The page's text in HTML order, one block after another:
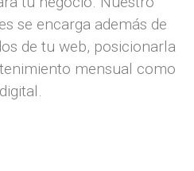
se encarga además de
de tu web, posicionarla
mensual como